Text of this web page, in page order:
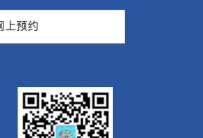
上预约